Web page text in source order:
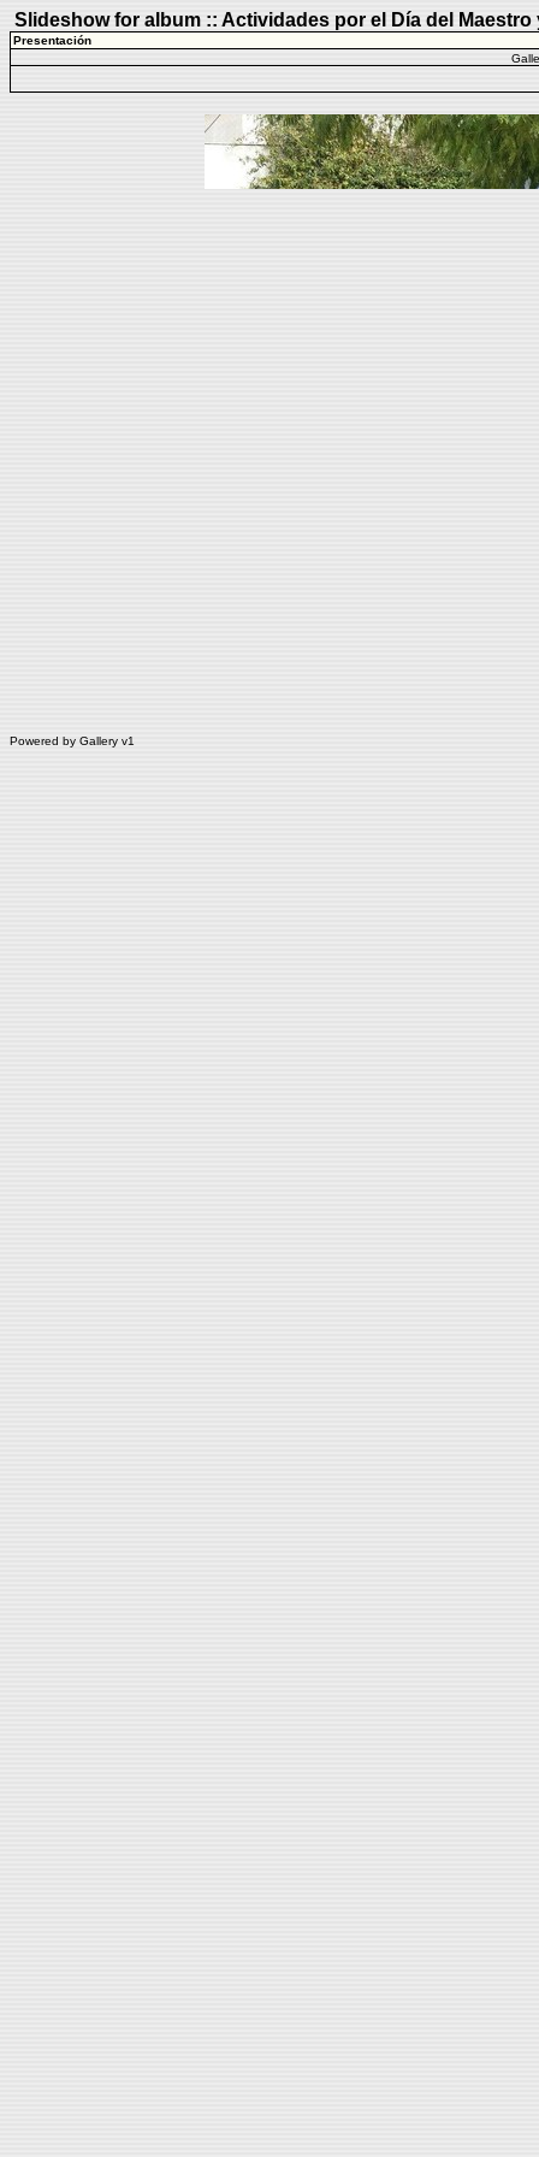
Slideshow for album :: Actividades por el Día del
Presentación
Powered by Gallery v1